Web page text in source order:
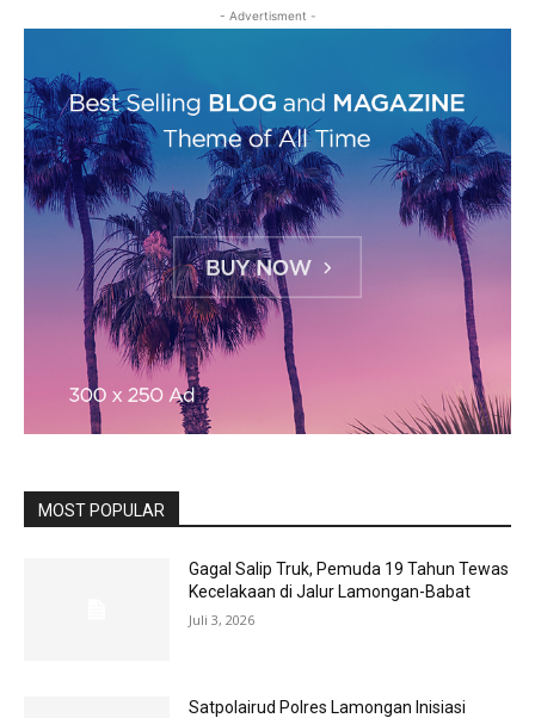
- Advertisment -
MOST POPULAR
Gagal Salip Truk, Pemuda 19 Tahun Tewas
Kecelakaan di Jalur Lamongan-Babat
Juli 3, 2026
Satpolairud Polres Lamongan Inisiasi